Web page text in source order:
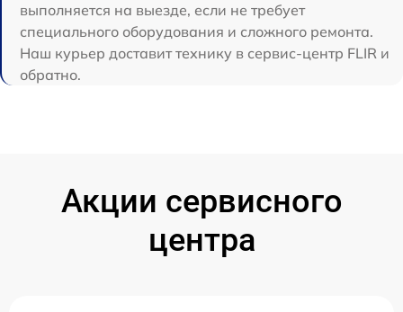
выполняется на выезде, если не требует
специального оборудования и сложного ремонта.
Наш курьер доставит технику в сервис-центр FLIR и
обратно.
Акции сервисного
центра